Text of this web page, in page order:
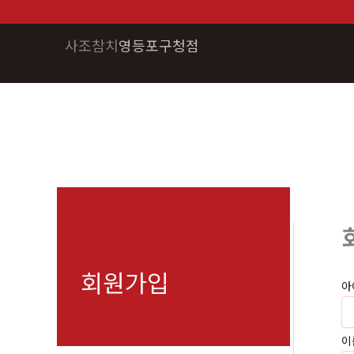
로
사조참치영등포구청점
회원가입